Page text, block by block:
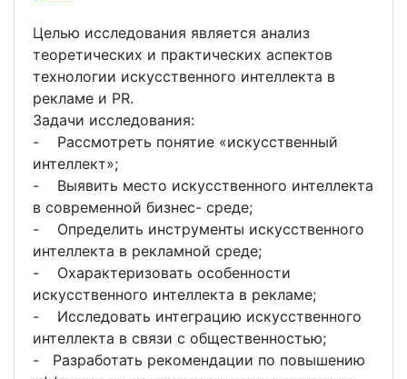
Целью исследования является анализ
теоретических и практических аспектов
технологии искусственного интеллекта в
рекламе и PR.
Задачи исследования:
- Рассмотреть понятие «искусственный
интеллект»;
- Выявить место искусственного интеллекта
в современной бизнес- среде;
- Определить инструменты искусственного
интеллекта в рекламной среде;
- Охарактеризовать особенности
искусственного интеллекта в рекламе;
- Исследовать интеграцию искусственного
интеллекта в связи с общественностью;
- Разработать рекомендации по повышению